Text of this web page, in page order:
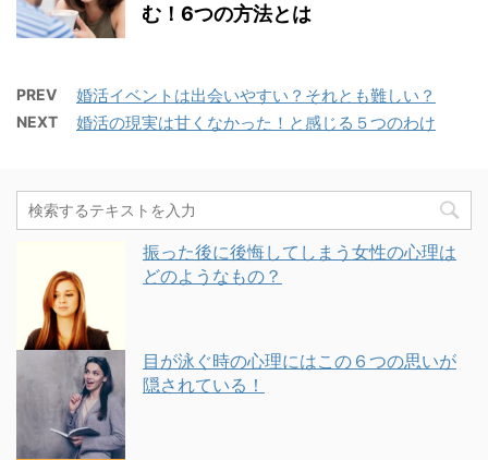
む！6つの方法とは
PREV 婚活イベントは出会いやすい？それとも難しい？
NEXT 婚活の現実は甘くなかった！と感じる５つのわけ
振った後に後悔してしまう女性の心理は
どのようなもの？
目が泳ぐ時の心理にはこの６つの思いが
隠されている！